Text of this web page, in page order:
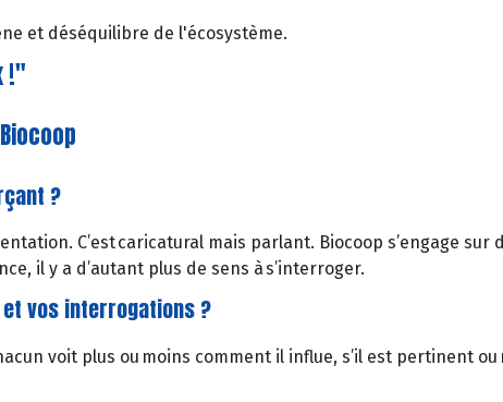
et déséquilibre de l'écosystème.
!"
?
C’est caricatural mais parlant. Biocoop s’engage
il y a d’autant plus de sens à s’interroger.
vos interrogations ?
voit plus ou moins comment il influe, s’il est pertinent